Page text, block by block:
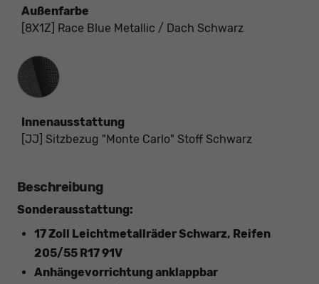
Außenfarbe
[8X1Z] Race Blue Metallic / Dach Schwarz
Innenausstattung
Innenausstattung
[JJ] Sitzbezug "Monte Carlo" Stoff Schwarz
Beschreibung
Sonderausstattung:
17 Zoll Leichtmetallräder Schwarz, Reifen
205/55 R17 91V
Anhängevorrichtung anklappbar